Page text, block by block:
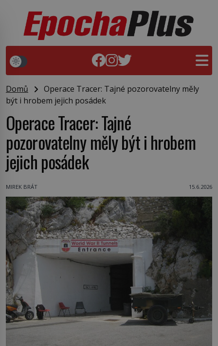
Domů
Operace Tracer: Tajné pozorovatelny měly
být i hrobem jejich posádek
Operace Tracer: Tajné
pozorovatelny měly být i hrobem
jejich posádek
MIREK BRÁT 15.6.2026